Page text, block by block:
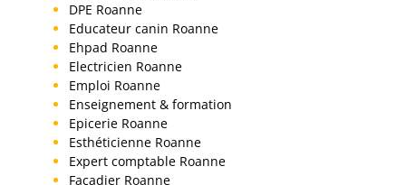
DPE Roanne
Educateur canin Roanne
Ehpad Roanne
Electricien Roanne
Emploi Roanne
Enseignement & formation
Epicerie Roanne
Esthéticienne Roanne
Expert comptable Roanne
Façadier Roanne